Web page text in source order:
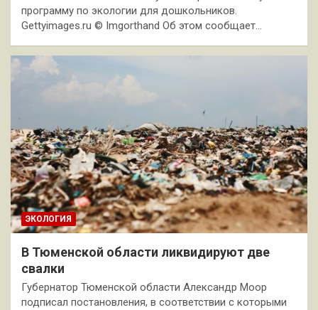
программу по экологии для дошкольников.
Gettyimages.ru © Imgorthand Об этом сообщает…
ЭКОЛОГИЯ
В Тюменской области ликвидируют две
свалки
Губернатор Тюменской области Александр Моор
подписал постановления, в соответствии с которыми